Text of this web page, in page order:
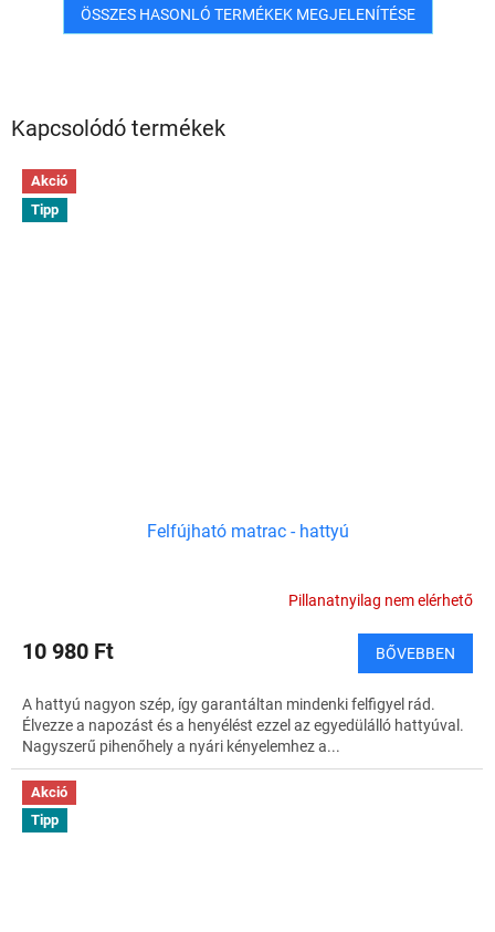
Kapcsolódó termékek
Akció
Tipp
Felfújható matrac - hattyú
Pillanatnyilag nem elérhető
10 980 Ft BŐVEBBEN
A hattyú nagyon szép, így garantáltan mindenki felfigyel rád.
Élvezze a napozást és a henyélést ezzel az egyedülálló hattyúval.
Nagyszerű pihenőhely a nyári kényelemhez a...
Akció
Tipp
ÖSSZES HASONLÓ TERMÉKEK MEGJELENÍTÉSE